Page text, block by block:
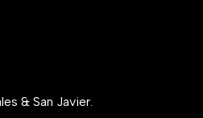
& San Javier.